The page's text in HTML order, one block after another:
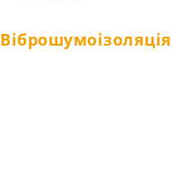
Віброшумоізоляція